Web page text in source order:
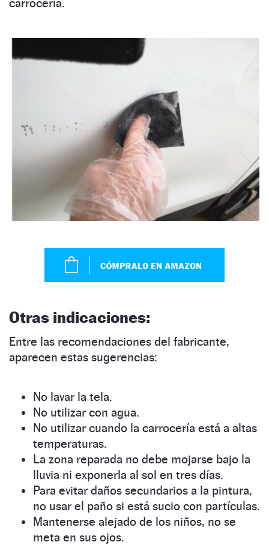
carrocería.
Otras indicaciones:
Entre las recomendaciones del fabricante,
aparecen estas sugerencias:
No lavar la tela.
No utilizar con agua.
No utilizar cuando la carrocería está a altas
temperaturas.
La zona reparada no debe mojarse bajo la
lluvia ni exponerla al sol en tres días.
Para evitar daños secundarios a la pintura,
no usar el paño si está sucio con partículas.
Mantenerse alejado de los niños, no se
meta en sus ojos.